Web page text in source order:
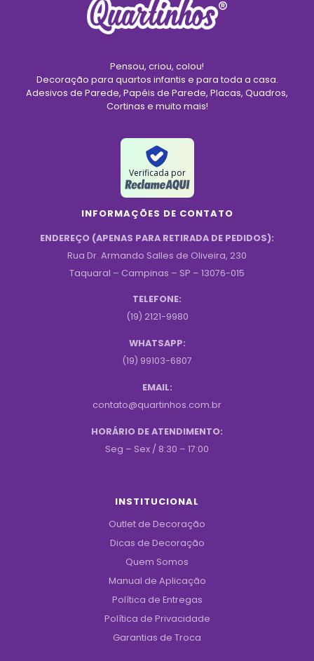
Pensou, criou, colou!
Decoração para quartos infantis e para toda a casa.
Adesivos de Parede, Papéis de Parede, Placas, Quadros,
Cortinas e muito mais!
Verificada por
INFORMAÇÕES DE CONTATO
ENDEREÇO (APENAS PARA RETIRADA DE PEDIDOS):
Rua Dr. Armando Salles de Oliveira, 230
Taquaral – Campinas – SP – 13076-015
TELEFONE:
(19) 2121-9980
WHATSAPP:
(19) 99103-6807
EMAIL:
contato@quartinhos.com.br
HORÁRIO DE ATENDIMENTO:
Seg – Sex / 8:30 – 17:00
INSTITUCIONAL
Outlet de Decoração
Dicas de Decoração
Quem Somos
Manual de Aplicação
Política de Entregas
Política de Privacidade
Garantias de Troca